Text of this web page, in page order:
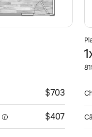
$703
$407